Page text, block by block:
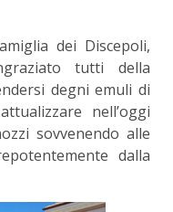
dei Discepoli,
tutti della
degni emuli di
nell’oggi
sovvenendo alle
dalla